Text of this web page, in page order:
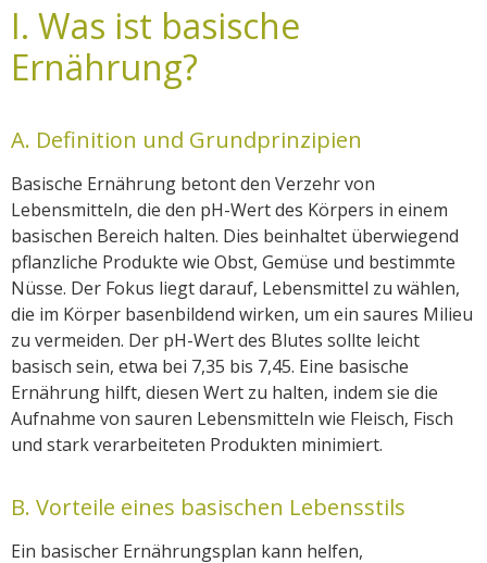
I. Was ist basische
Ernährung?
A. Definition und Grundprinzipien
Basische Ernährung betont den Verzehr von
Lebensmitteln, die den pH-Wert des Körpers in einem
basischen Bereich halten. Dies beinhaltet überwiegend
pflanzliche Produkte wie Obst, Gemüse und bestimmte
Nüsse. Der Fokus liegt darauf, Lebensmittel zu wählen,
die im Körper basenbildend wirken, um ein saures Milieu
zu vermeiden. Der pH-Wert des Blutes sollte leicht
basisch sein, etwa bei 7,35 bis 7,45. Eine basische
Ernährung hilft, diesen Wert zu halten, indem sie die
Aufnahme von sauren Lebensmitteln wie Fleisch, Fisch
und stark verarbeiteten Produkten minimiert.
B. Vorteile eines basischen Lebensstils
Ein basischer Ernährungsplan kann helfen,